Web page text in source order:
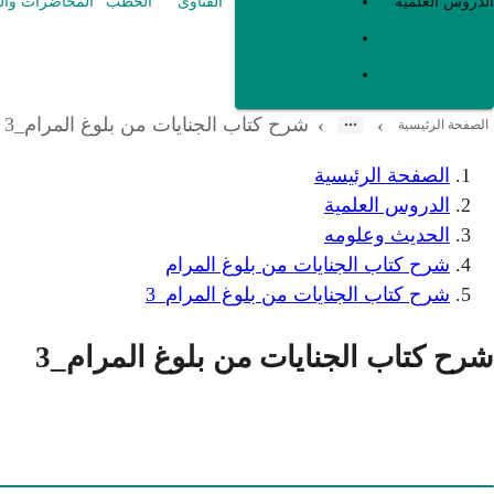
الصفحة الرئيسية ›
› شرح كتاب الجنايات من بلوغ المرام_3
الصفحة الرئيسية
الدروس العلمية
الحديث وعلومه
شرح كتاب الجنايات من بلوغ المرام
شرح كتاب الجنايات من بلوغ المرام_3
شرح كتاب الجنايات من بلوغ المرام_3